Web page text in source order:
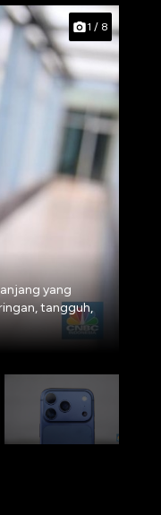
yang
tangguh,
1 / 8